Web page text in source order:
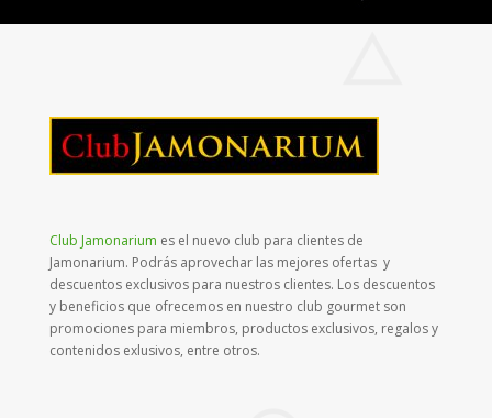
Club Jamonarium es el nuevo club para clientes de
Jamonarium. Podrás aprovechar las mejores ofertas y
descuentos exclusivos para nuestros clientes. Los descuentos
y beneficios que ofrecemos en nuestro club gourmet son
promociones para miembros, productos exclusivos, regalos y
contenidos exlusivos, entre otros.